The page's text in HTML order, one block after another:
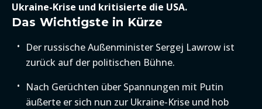
Ukraine-Krise und kritisierte die USA.
Das Wichtigste in Kürze
Der russische Außenminister Sergej Lawrow ist
zurück auf der politischen Bühne.
Nach Gerüchten über Spannungen mit Putin
äußerte er sich nun zur Ukraine-Krise und hob